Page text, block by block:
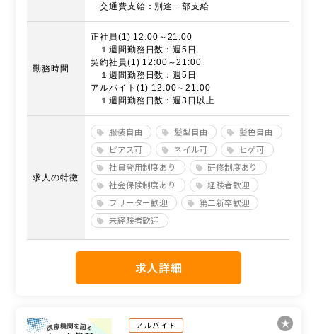
交通費支給：別途一部支給
勤務時間
正社員(1) 12:00～21:00
１週間勤務日数：週5日
契約社員(1) 12:00～21:00
１週間勤務日数：週5日
アルバイト(1) 12:00～21:00
１週間勤務日数：週3日以上
求人の特徴
服装自由 髪型自由
髪色自由
ピアス可
ネイル可
ヒゲ可
社員登用制度あり
研修制度あり
社会保険制度あり
経験者歓迎
フリーター歓迎
第二新卒歓迎
未経験者歓迎
求人詳細
アルバイト